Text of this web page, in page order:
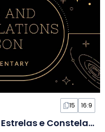
15 16:9
Aula de Ciências sobre Estrelas e Constelações em Slides